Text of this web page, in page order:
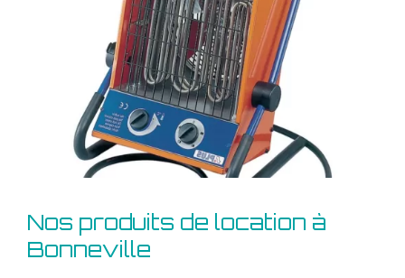
Nos produits de location à
Bonneville